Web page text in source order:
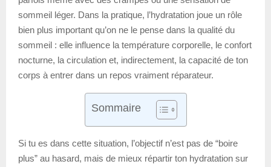
sommeil léger. Dans la pratique, l’hydratation joue un rôle
bien plus important qu’on ne le pense dans la qualité du
sommeil : elle influence la température corporelle, le confort
nocturne, la circulation et, indirectement, la capacité de ton
corps à entrer dans un repos vraiment réparateur.
Sommaire
Si tu es dans cette situation, l’objectif n’est pas de “boire
plus” au hasard, mais de mieux répartir ton hydratation sur